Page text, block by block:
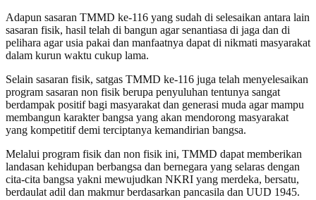
Adapun sasaran TMMD ke-116 yang sudah di selesaikan antara lain
sasaran fisik, hasil telah di bangun agar senantiasa di jaga dan di
pelihara agar usia pakai dan manfaatnya dapat di nikmati masyarakat
dalam kurun waktu cukup lama.
Selain sasaran fisik, satgas TMMD ke-116 juga telah menyelesaikan
program sasaran non fisik berupa penyuluhan tentunya sangat
berdampak positif bagi masyarakat dan generasi muda agar mampu
membangun karakter bangsa yang akan mendorong masyarakat
yang kompetitif demi terciptanya kemandirian bangsa.
Melalui program fisik dan non fisik ini, TMMD dapat memberikan
landasan kehidupan berbangsa dan bernegara yang selaras dengan
cita-cita bangsa yakni mewujudkan NKRI yang merdeka, bersatu,
berdaulat adil dan makmur berdasarkan pancasila dan UUD 1945.